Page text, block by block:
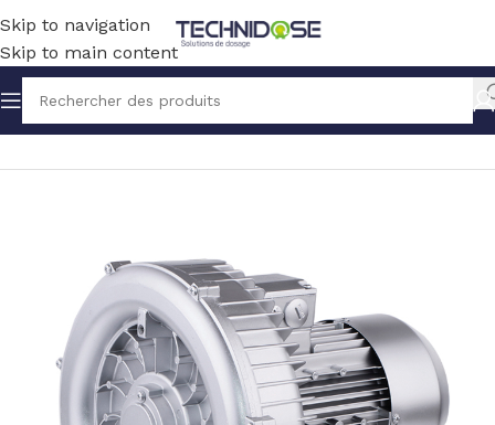
Skip to navigation
Skip to main content
Accueil BLOWERS POMPE A VIDE SOUFFLANTE